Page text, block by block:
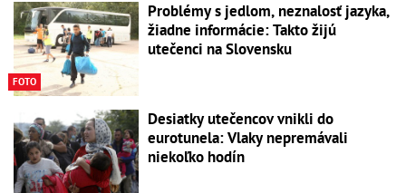
FOTO
Problémy s jedlom, neznalosť jazyka,
žiadne informácie: Takto žijú
utečenci na Slovensku
Desiatky utečencov vnikli do
eurotunela: Vlaky nepremávali
niekoľko hodín